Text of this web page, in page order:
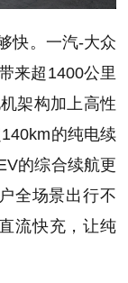
快。一汽-大众
来超1400公里
架构加上高性
的纯电续
的综合续航更
全场景出行不
流快充，让纯